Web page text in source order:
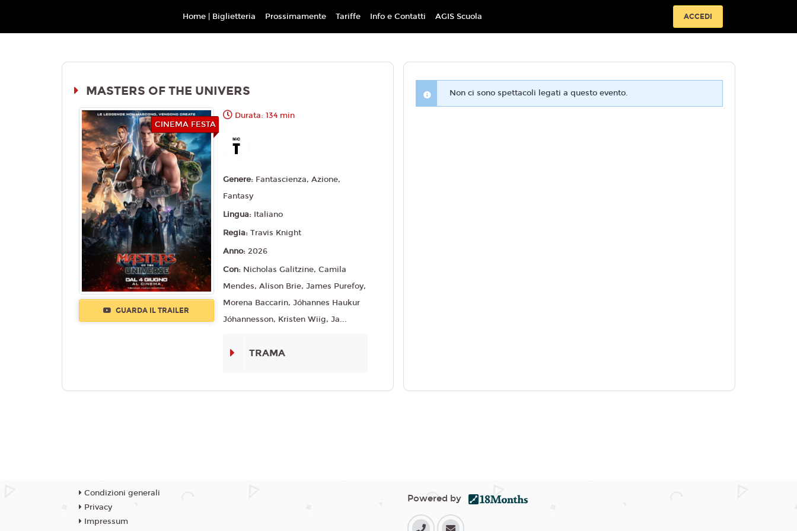
Home | Biglietteria Prossimamente Tariffe Info e Contatti AGIS Scuola ACCEDI
MASTERS OF THE UNIVERS
CINEMA FESTA
GUARDA IL TRAILER
Durata: 134 min
Genere: Fantascienza, Azione,
Fantasy
Lingua: Italiano
Regia:Travis Knight
Anno:2026
Con: Nicholas Galitzine, Camila
Mendes, Alison Brie, James Purefoy,
Morena Baccarin, Jóhannes Haukur
Jóhannesson, Kristen Wiig, Ja...
TRAMA
Non ci sono spettacoli legati a questo evento.
Condizioni generali
Privacy
Impressum
Powered by